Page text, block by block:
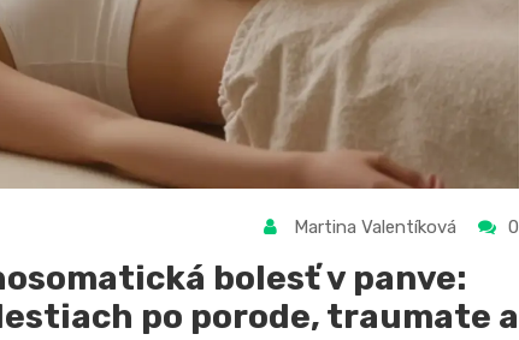
Martina Valentíková 0
bolesť v panve:
po porode, traumate a